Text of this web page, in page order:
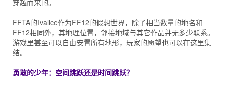
穿越而来的。
FFTA的Ivalice作为FF12的假想世界，除了相当数量的地名和
FF12相同外，其地理位置，邻接地域与其它作品并无多少联系。
游戏里甚至可以自由安置所有地形，玩家的愿望也可以在这里集
结。
勇敢的少年：空间跳跃还是时间跳跃？